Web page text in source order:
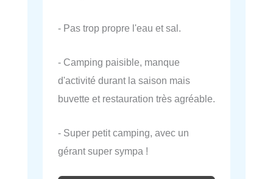
- Pas trop propre l'eau et sal.
- Camping paisible, manque
d'activité durant la saison mais
buvette et restauration très agréable.
- Super petit camping, avec un
gérant super sympa !